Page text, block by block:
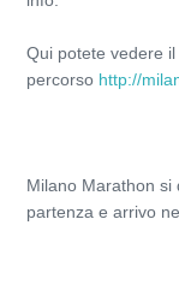
Qui potete vedere il
percorso http://
Milano Marathon si
partenza e arrivo